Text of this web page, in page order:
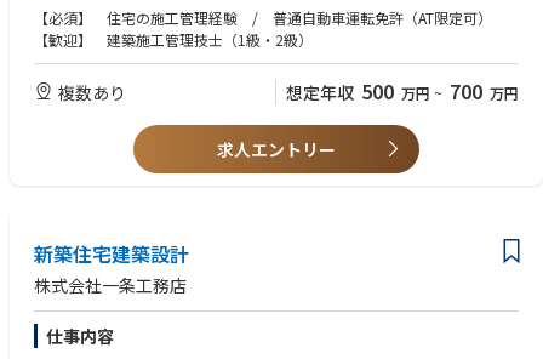
【必須】 住宅の施工管理経験 / 普通自動車運転免許（AT限定可）
【歓迎】 建築施工管理技士（1級・2級）
複数あり 想定年収 500 万円 ~ 700 万円
求人エントリー
新築住宅建築設計
株式会社一条工務店
仕事内容